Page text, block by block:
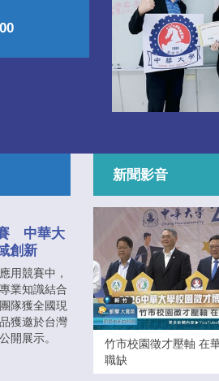
中華大
創新
用競賽中，
業知識結合
隊獲全國現
獲邀於台灣
開展示。
新聞影音
竹市校園徵才壓軸 在
職缺